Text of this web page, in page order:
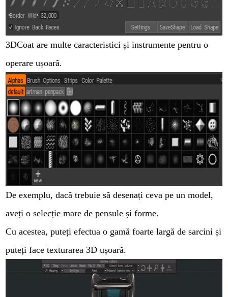
3DCoat are multe caracteristici și instrumente pentru o
operare ușoară.
De exemplu, dacă trebuie să desenați ceva pe un model,
aveți o selecție mare de pensule și forme.
Cu acestea, puteți efectua o gamă foarte largă de sarcini și
puteți face texturarea 3D ușoară.